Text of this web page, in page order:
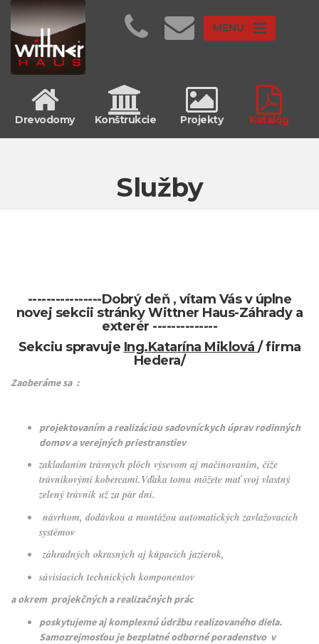
MENU
Drevodomy Konštrukcie Projekty Katalóg
Služby
----------------Dobrý deň , vítam Vás v úplne
novej sekcii stránky Wittner Haus-Záhrady a
exterér --------------
Sekciu spravuje Ing.Katarína Miklová / firma
Hedera/
Zaoberáme sa :
projektovaním a realizáciou sadovníckych úprav rodinných
domov a verejných priestranstiev
zakladaním trávnych plôch výsevom aj mačinovaním, čiže
trávnikovými kobercami.Vďaka tomu môžete mať svoj vlastný
zelený trávnik už za pár dní.
návrhom, dodávkou a montážou automatických zavlažovacích
systémov
záhradných okrasných aj kúpacích jazierok,
súvisiacich technických komponentov
a okrem projekčných a realizačných prác
poskytujeme aj komplexnú údržbu realizovaného diela.
Samozrejmosťou je bezplatné odborné poradenstvo v